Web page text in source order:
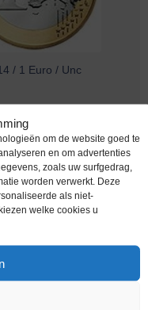
om de website goed te
en om advertenties
zoals uw surfgedrag,
worden verwerkt. Deze
als niet-
welke cookies u
/ 1 Euro / Unc
/ 1 Euro / Unc